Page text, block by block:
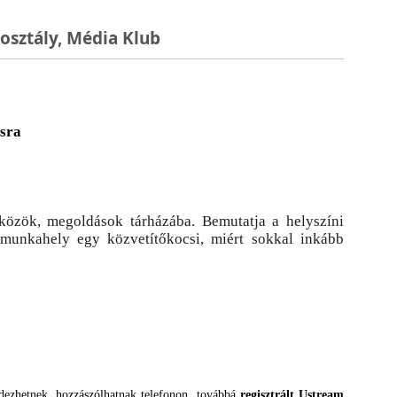
Média Klub
megoldások tárházába. Bemutatja a helyszíni
egy közvetítőkocsi, miért sokkal inkább